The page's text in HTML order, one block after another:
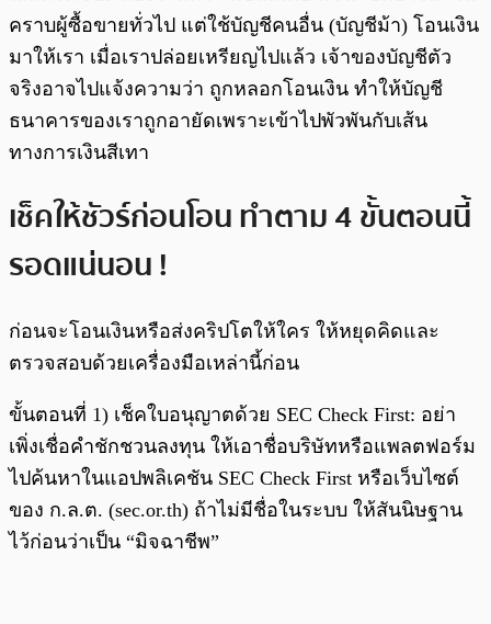
คราบผู้ซื้อขายทั่วไป แต่ใช้บัญชีคนอื่น (บัญชีม้า) โอนเงิน
มาให้เรา เมื่อเราปล่อยเหรียญไปแล้ว เจ้าของบัญชีตัว
จริงอาจไปแจ้งความว่า ถูกหลอกโอนเงิน ทำให้บัญชี
ธนาคารของเราถูกอายัดเพราะเข้าไปพัวพันกับเส้น
ทางการเงินสีเทา
เช็คให้ชัวร์ก่อนโอน ทำตาม 4 ขั้นตอนนี้
รอดแน่นอน !
ก่อนจะโอนเงินหรือส่งคริปโตให้ใคร ให้หยุดคิดและ
ตรวจสอบด้วยเครื่องมือเหล่านี้ก่อน
ขั้นตอนที่ 1) เช็คใบอนุญาตด้วย SEC Check First: อย่า
เพิ่งเชื่อคำชักชวนลงทุน ให้เอาชื่อบริษัทหรือแพลตฟอร์ม
ไปค้นหาในแอปพลิเคชัน SEC Check First หรือเว็บไซต์
ของ ก.ล.ต. (sec.or.th) ถ้าไม่มีชื่อในระบบ ให้สันนิษฐาน
ไว้ก่อนว่าเป็น “มิจฉาชีพ”